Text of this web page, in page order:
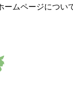
ームページについ